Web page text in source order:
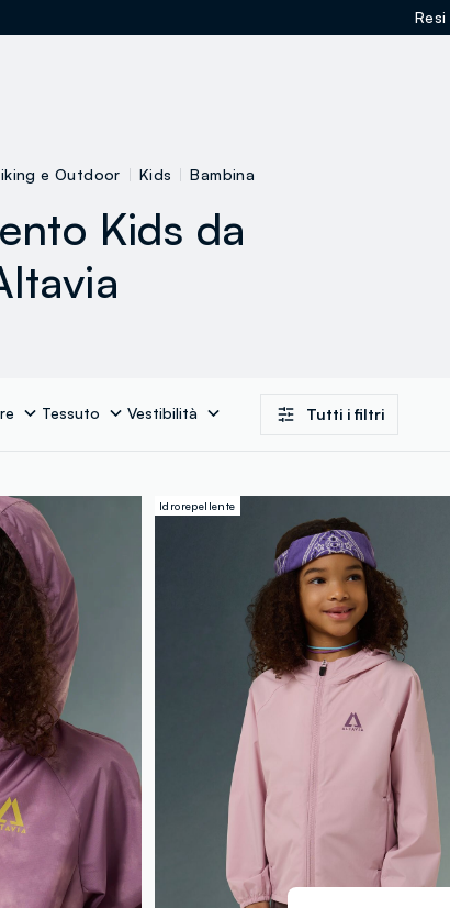
e Outdoor Kids Bambina
Kids da
Tessuto Vestibilità Tutti i filtri
Idrorepellente